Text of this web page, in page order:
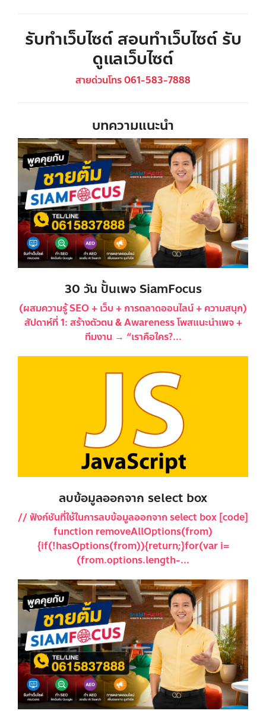
รับทำเว็บไซต์ สอนทำเว็บไซต์ รับ
ดูแลเว็บไซต์
สายด่วนโทร 061-583-7888
บทความแนะนำ
30 วัน ปั้นเพจ SiamFocus
(ผสมความรู้ SEO + เว็บ + การตลาดออนไลน์ + ความสนุก)
สัปดาห์ที่ 1: สร้างตัวตน & Awareness โพสแนะนำเพจ +
ทีมงาน → “เราคือใคร?...
ลบข้อมูลออกจาก select box
// ฟังก์ชันที่ใช้ในการลบข้อมูลออกจาก select box [code]
function removeAllOptions(from)
{if(!hasOptions(from)){return;}for(var i=
(from.options.length-...